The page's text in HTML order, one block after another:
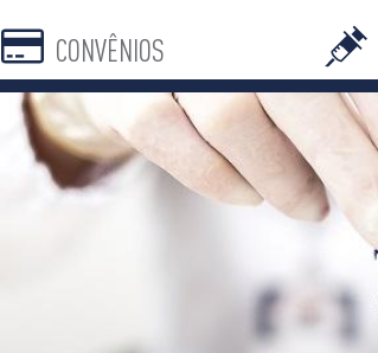
CONVÊNIOS